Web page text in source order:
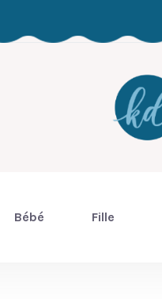
Bébé Fille